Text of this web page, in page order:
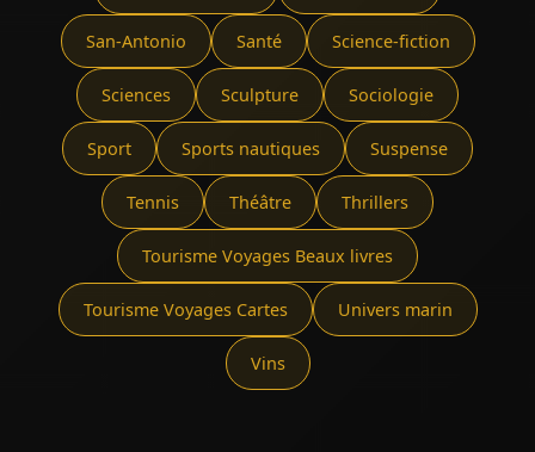
San-Antonio Santé Science-fiction
Sciences Sculpture Sociologie
Sport Sports nautiques Suspense
Tennis Théâtre Thrillers
Tourisme Voyages Beaux livres
Tourisme Voyages Cartes Univers marin
Vins